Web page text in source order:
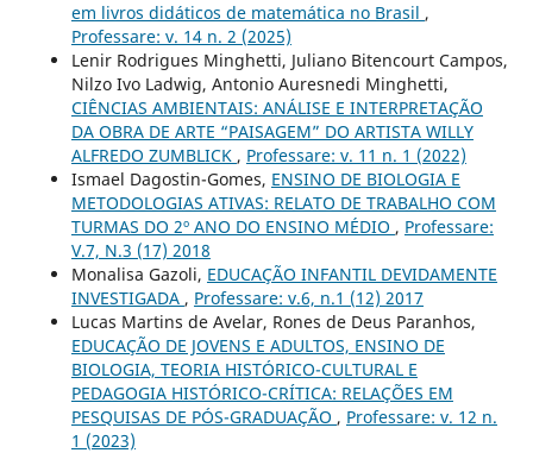
em livros didáticos de matemática no Brasil ,
Professare: v. 14 n. 2 (2025)
Lenir Rodrigues Minghetti, Juliano Bitencourt Campos,
Nilzo Ivo Ladwig, Antonio Auresnedi Minghetti,
CIÊNCIAS AMBIENTAIS: ANÁLISE E INTERPRETAÇÃO
DA OBRA DE ARTE “PAISAGEM” DO ARTISTA WILLY
ALFREDO ZUMBLICK , Professare: v. 11 n. 1 (2022)
Ismael Dagostin-Gomes, ENSINO DE BIOLOGIA E
METODOLOGIAS ATIVAS: RELATO DE TRABALHO COM
TURMAS DO 2º ANO DO ENSINO MÉDIO , Professare:
V.7, N.3 (17) 2018
Monalisa Gazoli, EDUCAÇÃO INFANTIL DEVIDAMENTE
INVESTIGADA , Professare: v.6, n.1 (12) 2017
Lucas Martins de Avelar, Rones de Deus Paranhos,
EDUCAÇÃO DE JOVENS E ADULTOS, ENSINO DE
BIOLOGIA, TEORIA HISTÓRICO-CULTURAL E
PEDAGOGIA HISTÓRICO-CRÍTICA: RELAÇÕES EM
PESQUISAS DE PÓS-GRADUAÇÃO , Professare: v. 12 n.
1 (2023)